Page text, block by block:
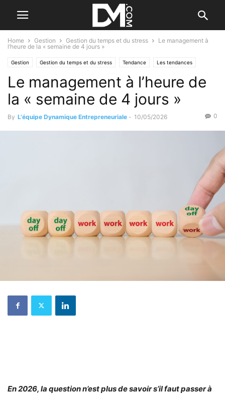
Home Gestion Gestion du temps et du stress
Le management à
l’heure de la « semaine de 4 jours »
Gestion Gestion du temps et du stress Tendance Les tendances
Par les nouvelles tendances Personnel Santé et bien-être
Le management à l’heure de
la « semaine de 4 jours »
By L'équipe Dynamique Entrepreneuriale - 10/05/2026 0
En 2026, la question n’est plus de savoir s’il faut passer à